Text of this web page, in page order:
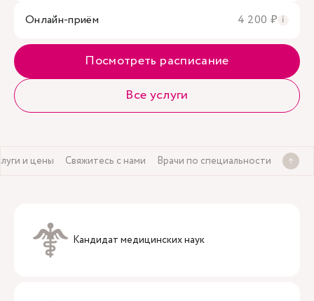
Онлайн-приём 4 200 ₽ i
Посмотреть расписание
Все услуги
и цены Свяжитесь с нами Врачи по специальности
Кандидат медицинских наук